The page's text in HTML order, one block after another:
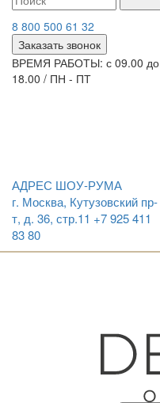
8 800 500 61 32
Заказать звонок
ВРЕМЯ РАБОТЫ: с 09.00 до
18.00 / ПН - ПТ
АДРЕС ШОУ-РУМА
г. Москва, Кутузовский пр-
т, д. 36, стр.11 +7 925 411
83 80